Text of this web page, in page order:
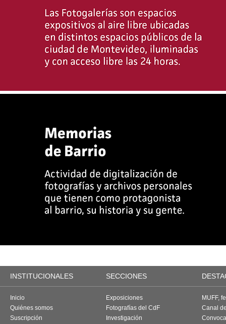
INSTITUCIONALES SECCIONES
Inicio
Quiénes somos
Suscripción
Exposiciones
Fotografías del CdF
Investigación
MUFF,
Canal